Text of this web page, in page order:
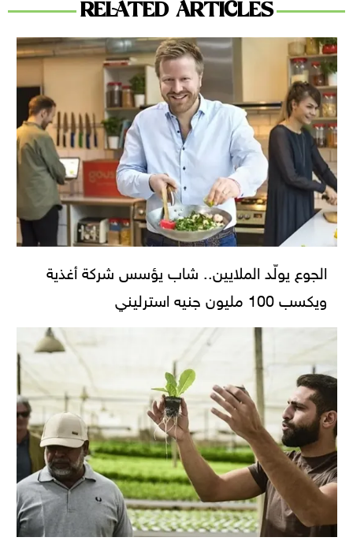
RELATED ARTICLES
الجوع يولّد الملايين.. شاب يؤسس شركة أغذية
ويكسب 100 مليون جنيه استرليني